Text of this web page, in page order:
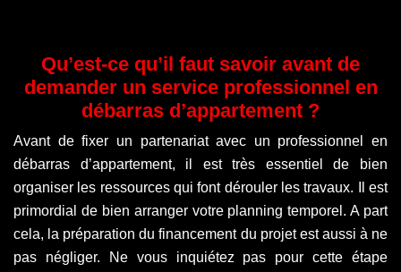
Qu’est-ce qu’il faut savoir avant de
demander un service professionnel en
débarras d’appartement ?
Avant de fixer un partenariat avec un professionnel en
débarras d’appartement, il est très essentiel de bien
organiser les ressources qui font dérouler les travaux. Il est
primordial de bien arranger votre planning temporel. A part
cela, la préparation du financement du projet est aussi à ne
pas négliger. Ne vous inquiétez pas pour cette étape